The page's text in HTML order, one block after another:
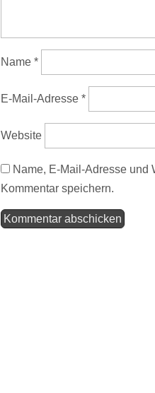
Name *
E-Mail-Adresse *
Website
Name, E-Mail-Adresse und
Kommentar speichern.